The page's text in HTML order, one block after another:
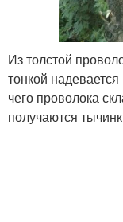
Из толстой
тонкой
чего проволока
получаются